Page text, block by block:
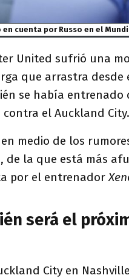
cuenta por Russo en el
United sufrió una
que arrastra desde
se había entrenado
el Auckland City.
medio de los
la que está más
por el entrenador
será el
City en